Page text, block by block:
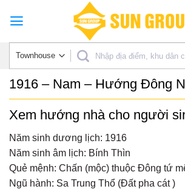
1916 – Nam – Hướng Đông
Xem hướng nhà cho người
Năm sinh dương lịch: 1916
Năm sinh âm lịch: Bính Thìn
Quẻ mệnh: Chấn (mộc) thuộc Đông tứ
Ngũ hành: Sa Trung Thổ (Đất pha cát )